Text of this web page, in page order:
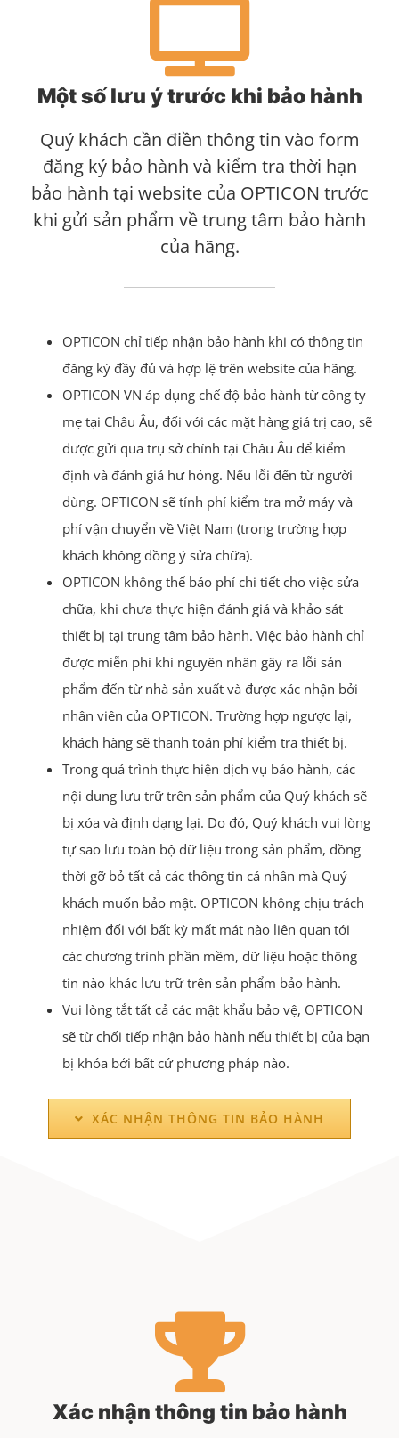
Một số lưu ý trước khi bảo hành
Quý khách cần điền thông tin vào form
đăng ký bảo hành và kiểm tra thời hạn
bảo hành tại website của OPTICON trước
khi gửi sản phẩm về trung tâm bảo hành
của hãng.
OPTICON chỉ tiếp nhận bảo hành khi có thông tin
đăng ký đầy đủ và hợp lệ trên website của hãng.
OPTICON VN áp dụng chế độ bảo hành từ công ty
mẹ tại Châu Âu, đối với các mặt hàng giá trị cao, sẽ
được gửi qua trụ sở chính tại Châu Âu để kiểm
định và đánh giá hư hỏng. Nếu lỗi đến từ người
dùng. OPTICON sẽ tính phí kiểm tra mở máy và
phí vận chuyển về Việt Nam (trong trường hợp
khách không đồng ý sửa chữa).
OPTICON không thể báo phí chi tiết cho việc sửa
chữa, khi chưa thực hiện đánh giá và khảo sát
thiết bị tại trung tâm bảo hành. Việc bảo hành chỉ
được miễn phí khi nguyên nhân gây ra lỗi sản
phẩm đến từ nhà sản xuất và được xác nhận bởi
nhân viên của OPTICON. Trường hợp ngược lại,
khách hàng sẽ thanh toán phí kiểm tra thiết bị.
Trong quá trình thực hiện dịch vụ bảo hành, các
nội dung lưu trữ trên sản phẩm của Quý khách sẽ
bị xóa và định dạng lại. Do đó, Quý khách vui lòng
tự sao lưu toàn bộ dữ liệu trong sản phẩm, đồng
thời gỡ bỏ tất cả các thông tin cá nhân mà Quý
khách muốn bảo mật. OPTICON không chịu trách
nhiệm đối với bất kỳ mất mát nào liên quan tới
các chương trình phần mềm, dữ liệu hoặc thông
tin nào khác lưu trữ trên sản phẩm bảo hành.
Vui lòng tắt tất cả các mật khẩu bảo vệ, OPTICON
sẽ từ chối tiếp nhận bảo hành nếu thiết bị của bạn
bị khóa bởi bất cứ phương pháp nào.
XÁC NHẬN THÔNG TIN BẢO HÀNH
Xác nhận thông tin bảo hành